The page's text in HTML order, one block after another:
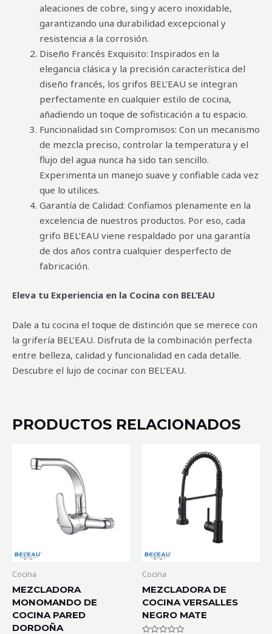
aleaciones de cobre, sing y acero inoxidable,
garantizando una durabilidad excepcional y
resistencia a la corrosión.
Diseño Francés Exquisito: Inspirados en la
elegancia clásica y la precisión característica del
diseño francés, los grifos BEL’EAU se integran
perfectamente en cualquier estilo de cocina,
añadiendo un toque de sofisticación a tu espacio.
Funcionalidad sin Compromisos: Con un mecanismo
de mezcla preciso, controlar la temperatura y el
flujo del agua nunca ha sido tan sencillo.
Experimenta un manejo suave y confiable cada vez
que lo utilices.
Garantía de Calidad: Confiamos plenamente en la
excelencia de nuestros productos. Por eso, cada
grifo BEL’EAU viene respaldado por una garantía
de dos años contra cualquier desperfecto de
fabricación.
Eleva tu Experiencia en la Cocina con BEL’EAU
Dale a tu cocina el toque de distinción que se merece con
la grifería BEL’EAU. Disfruta de la combinación perfecta
entre belleza, calidad y funcionalidad en cada detalle.
Descubre el lujo de cocinar con BEL’EAU.
PRODUCTOS RELACIONADOS
Cocina
MEZCLADORA
MONOMANDO DE
COCINA PARED
DORDOÑA
MONOMANDO
Cocina
MEZCLADORA DE
COCINA VERSALLES
NEGRO MATE
MEZCLADORA
VERSALLES